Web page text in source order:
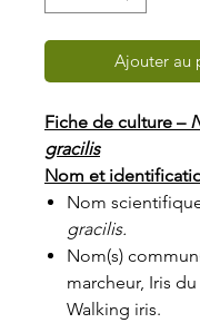
Ajouter au
Fiche de culture –
gracilis
Nom et
Nom
gracilis.
Nom(s)
marcheur, Iris du
Walking iris.